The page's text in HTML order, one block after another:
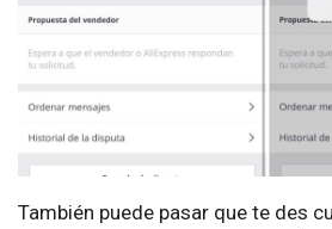
También puede pasar que te des